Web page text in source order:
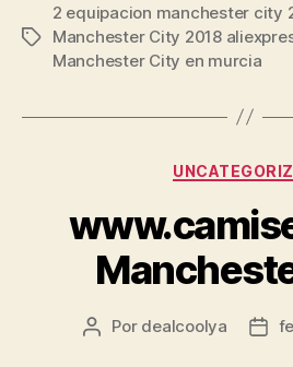
Etiquetas
2 equipacion manchester city
Manchester City 2018
Manchester City en murcia
Autor
Por dealcoolya